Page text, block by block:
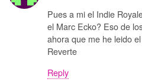
Pues a mi el Indie
el Marc Ecko? Eso de
ahora que me he leido
Reverte
Reply